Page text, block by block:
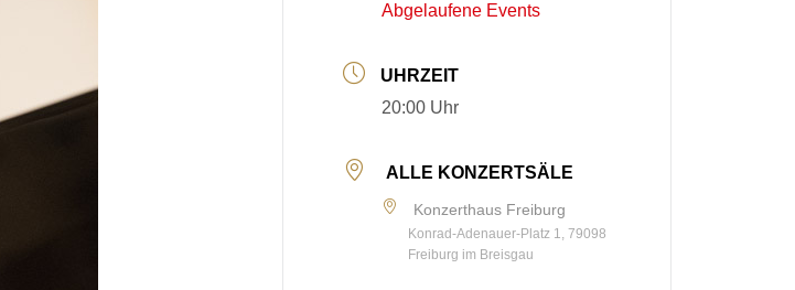
Abgelaufene Events
UHRZEIT
20:00 Uhr
ALLE KONZERTSÄLE
Konzerthaus Freiburg
Konrad-Adenauer-Platz 1, 79098
Freiburg im Breisgau